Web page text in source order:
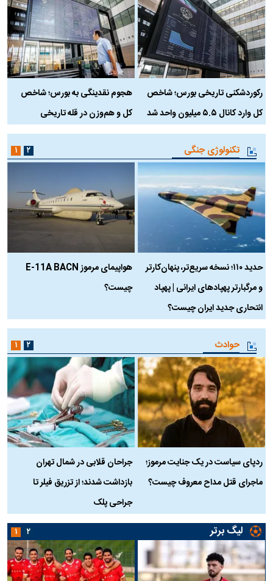
رکوردشکنی تاریخی بورس؛ شاخص
کل وارد کانال ۵.۵ میلیون واحد شد
هجوم نقدینگی به بورس؛ شاخص
کل و هم‌وزن در قله تاریخی
تکنولوژی جنگی
حدید ۱۱۰؛ نسخه سریع‌تر، پنهان‌کارتر
و مرگبارتر پهپادهای ایرانی | پهپاد
انتحاری جدید ایران چیست؟
هواپیمای مرموز E-11A BACN
چیست؟
۱ ۲
حوادث
ردپای سیاست در یک جنایت مرموز؛
ماجرای قتل مداح معروف چیست؟
جراحان قلابی در شمال تهران
بازداشت شدند؛ از تزریق فیلر تا
جراحی پلک
۱ ۲
لیگ برتر ۱ ۲